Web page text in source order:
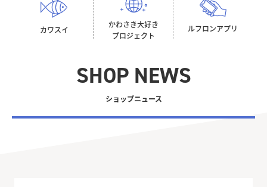
カワスイ
かわさき大好き
プロジェクト
ルフロンアプリ
SHOP NEWS
ショップニュース